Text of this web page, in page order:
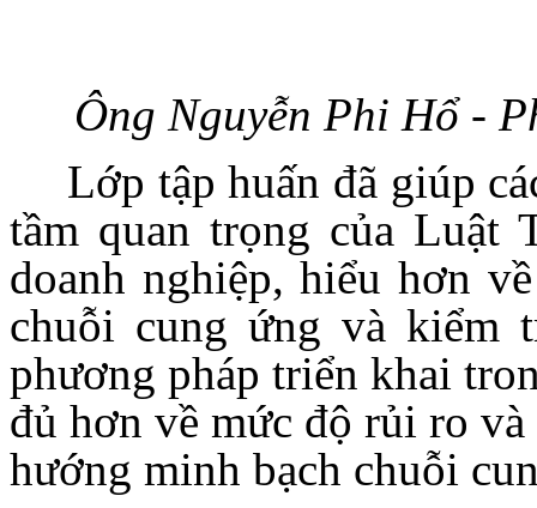
Ông Nguyễn Phi Hổ -
Lớp tập huấn đã giúp
tầm quan trọng của Luật
doanh nghiệp, hiểu hơn
chuỗi cung ứng và kiểm
phương pháp triển khai
đủ hơn về mức độ rủi ro
hướng minh bạch chuỗi